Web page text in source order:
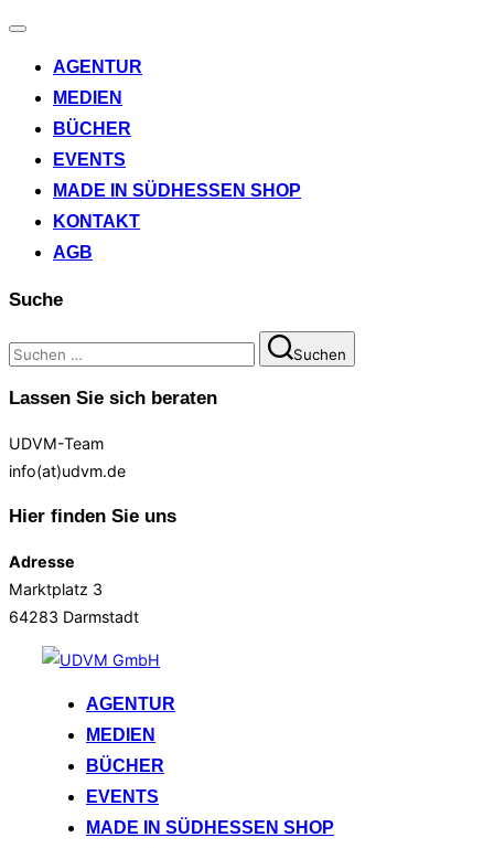
Navigation
AGENTUR
MEDIEN
BÜCHER
EVENTS
MADE IN SÜDHESSEN SHOP
KONTAKT
AGB
Suche
Suchen
nach:
Suchen
Lassen Sie sich beraten
UDVM-Team
info(at)udvm.de
Hier finden Sie uns
Adresse
Marktplatz 3
64283 Darmstadt
springen
AGENTUR
MEDIEN
BÜCHER
EVENTS
MADE IN SÜDHESSEN SHOP